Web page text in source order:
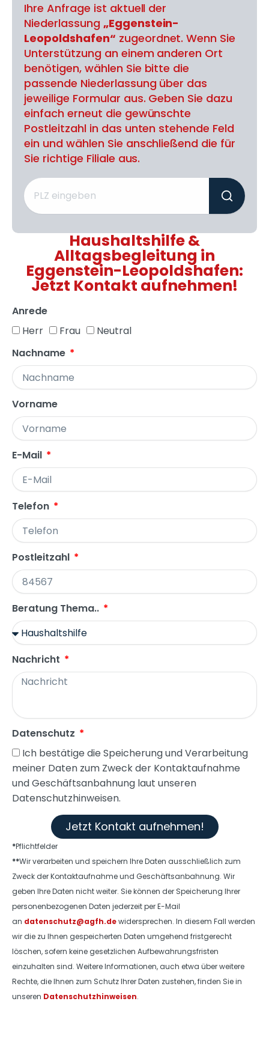
Ihre Anfrage ist aktuell der
Niederlassung „Eggenstein-
Leopoldshafen“ zugeordnet. Wenn Sie
Unterstützung an einem anderen Ort
benötigen, wählen Sie bitte die
passende Niederlassung über das
jeweilige Formular aus. Geben Sie dazu
einfach erneut die gewünschte
Postleitzahl in das unten stehende Feld
ein und wählen Sie anschließend die für
Sie richtige Filiale aus.
Haushaltshilfe &
Alltagsbegleitung in
Eggenstein-Leopoldshafen:
Jetzt Kontakt aufnehmen!
Anrede
Herr
Frau
Neutral
Nachname
Vorname
E-Mail
Telefon
Postleitzahl
Beratung Thema..
Nachricht
Datenschutz
Ich bestätige die Speicherung und Verarbeitung
meiner Daten zum Zweck der Kontaktaufnahme
und Geschäftsanbahnung laut unseren
Datenschutzhinweisen.
Jetzt Kontakt aufnehmen!
*Pflichtfelder
**Wir verarbeiten und speichern Ihre Daten ausschließlich zum
Zweck der Kontaktaufnahme und Geschäftsanbahnung. Wir
geben Ihre Daten nicht weiter. Sie können der Speicherung Ihrer
personenbezogenen Daten jederzeit per E-Mail
an datenschutz@agfh.dewidersprechen. In diesem Fall werden
wir die zu Ihnen gespeicherten Daten umgehend fristgerecht
löschen, sofern keine gesetzlichen Aufbewahrungsfristen
einzuhalten sind. Weitere Informationen, auch etwa über weitere
Rechte, die Ihnen zum Schutz Ihrer Daten zustehen, finden Sie in
unseren Datenschutzhinweisen.